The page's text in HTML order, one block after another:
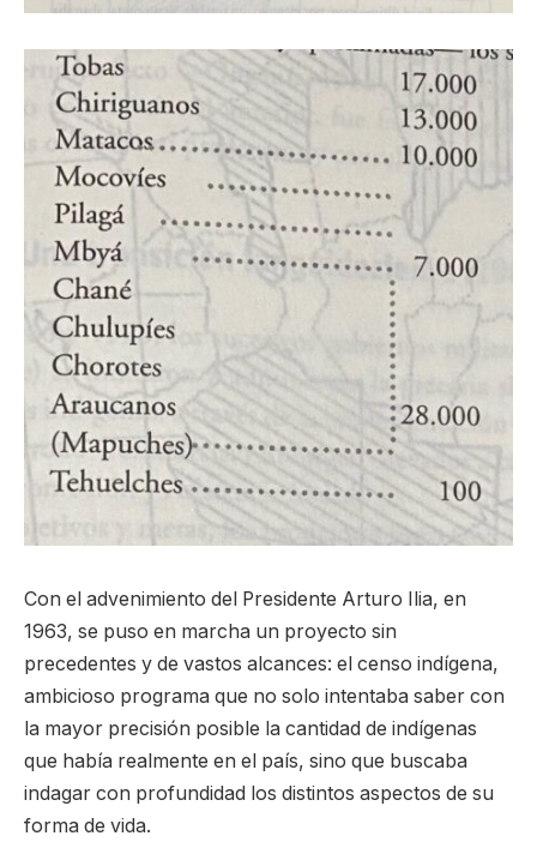
Con el advenimiento del Presidente Arturo Ilia, en
1963, se puso en marcha un proyecto sin
precedentes y de vastos alcances: el censo indígena,
ambicioso programa que no solo intentaba saber con
la mayor precisión posible la cantidad de indígenas
que había realmente en el país, sino que buscaba
indagar con profundidad los distintos aspectos de su
forma de vida.